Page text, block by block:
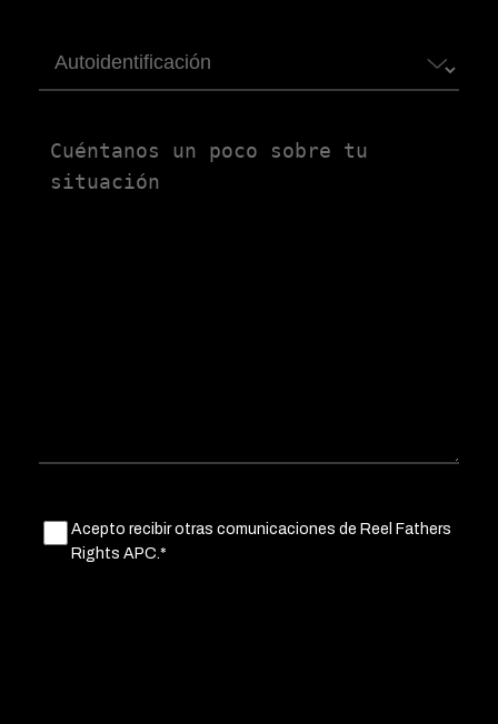
Autoidentificación
Untitled
Untitled(Obligatorio)
Acepto recibir otras comunicaciones de Reel Fathers
Rights APC.*